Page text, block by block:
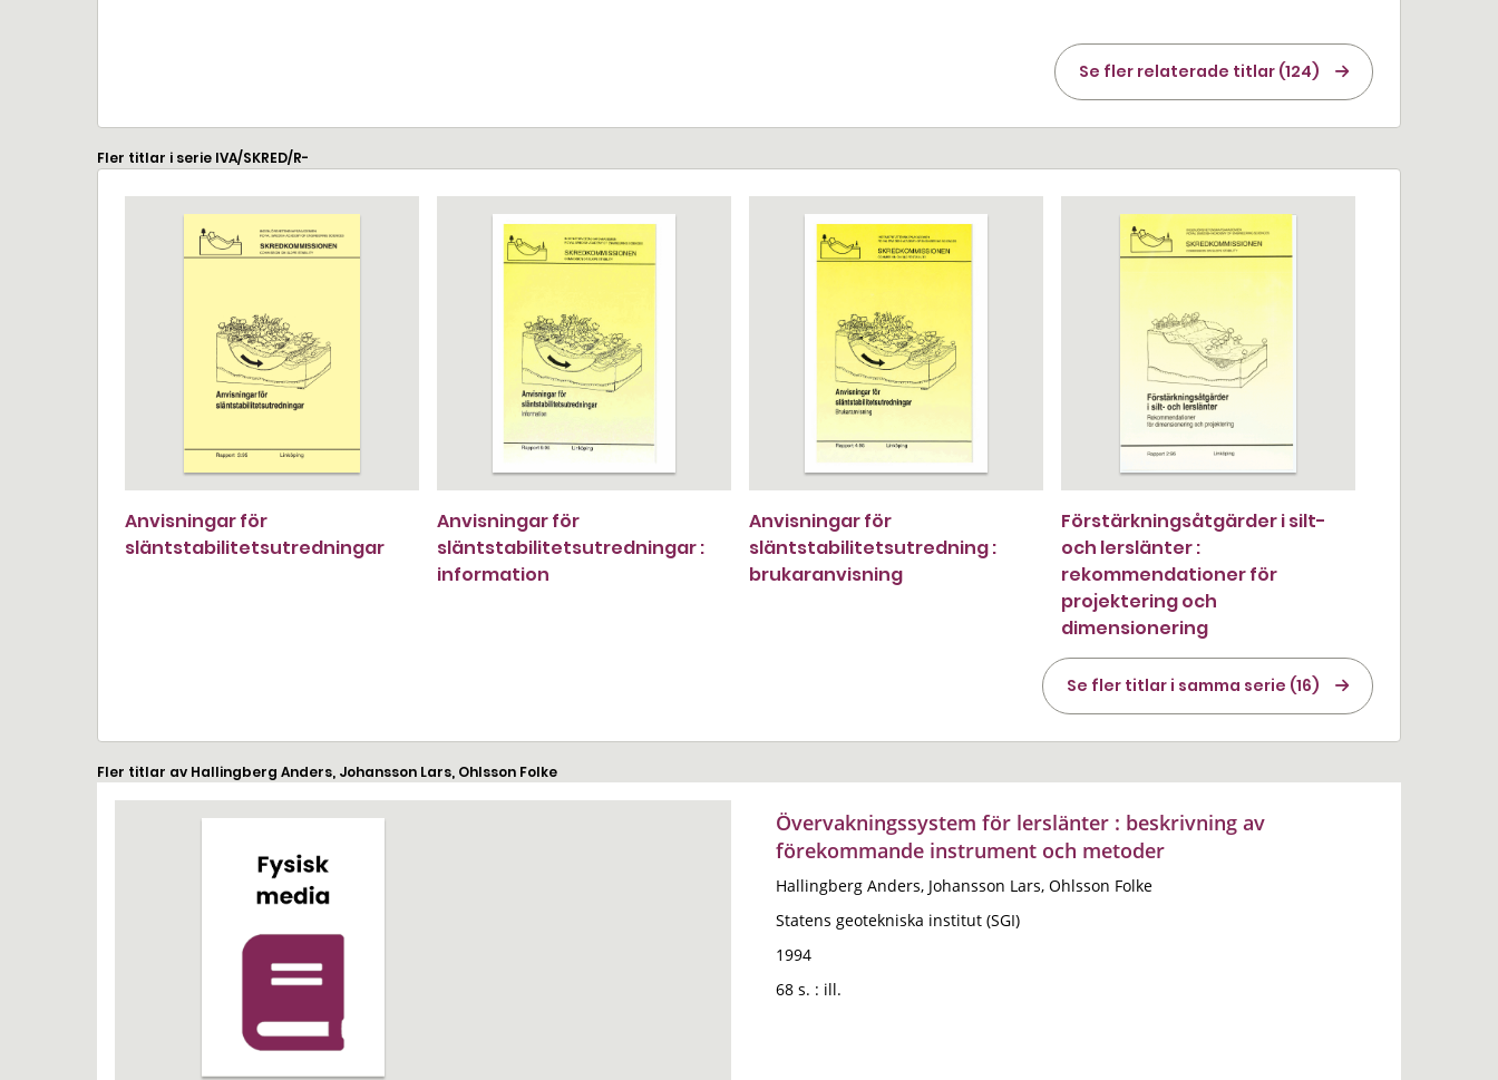
Se fler relaterade titlar (124)
Fler titlar i serie IVA/SKRED/R-
Anvisningar för
släntstabilitetsutredningar
Anvisningar för
släntstabilitetsutredningar :
information
Anvisningar för
släntstabilitetsutredning :
brukaranvisning
Förstärkningsåtgärder i silt-
och lerslänter :
rekommendationer för
projektering och
dimensionering
Se fler titlar i samma serie (16)
Fler titlar av Hallingberg Anders, Johansson Lars, Ohlsson Folke
Övervakningssystem för lerslänter : beskrivning av
förekommande instrument och metoder
Hallingberg Anders, Johansson Lars, Ohlsson Folke
Statens geotekniska institut (SGI)
1994
68 s. : ill.